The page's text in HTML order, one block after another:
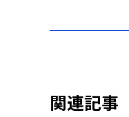
関連記事